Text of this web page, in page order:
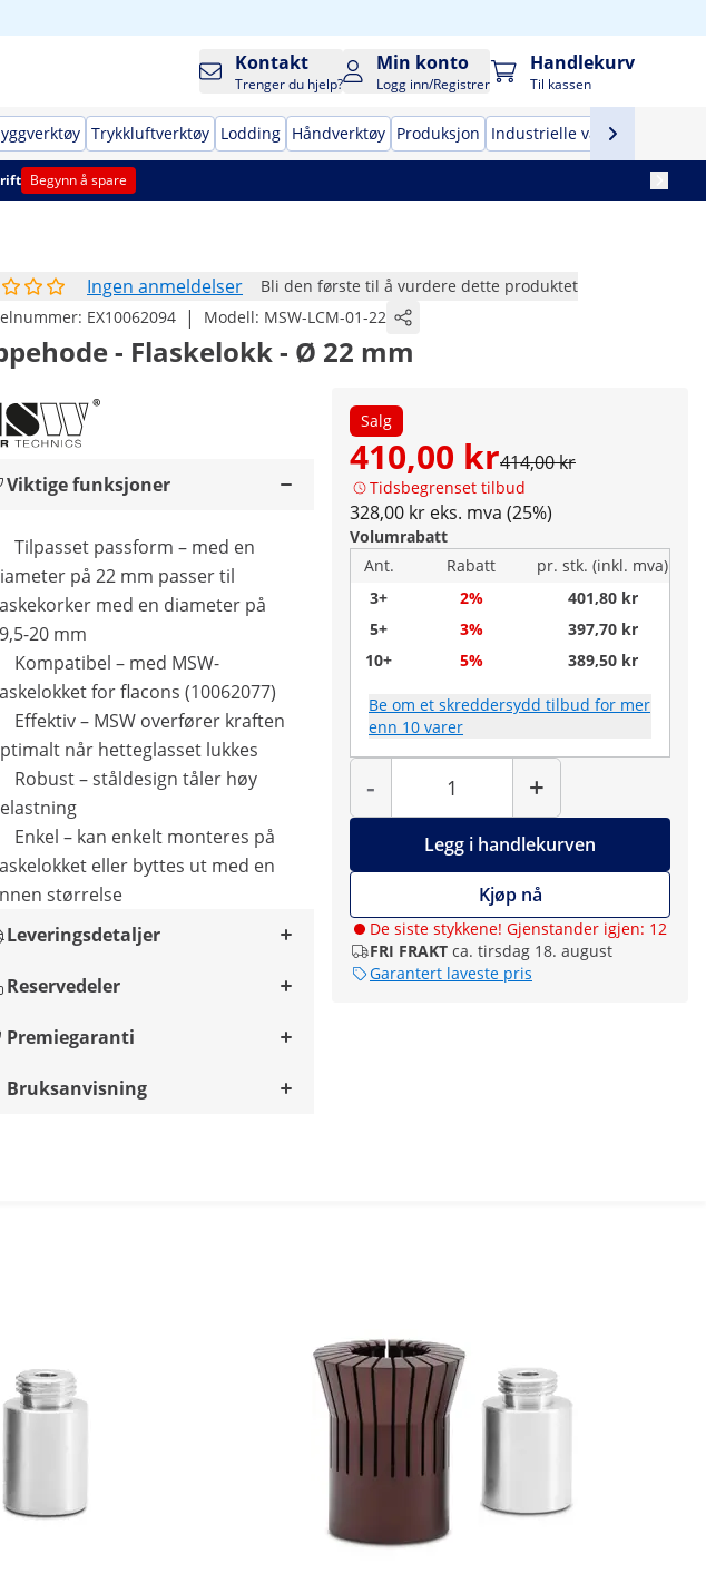
Kontakt
Trenger du hjelp?
Min konto
Logg inn/Registrer
Handlekurv
Til kassen
Trykkluftverktøy Lodding Håndverktøy Produksjon Industrielle
Begynn å spare
Ingen anmeldelser
Bli den første til å vurdere dette produktet
EX10062094 | Modell: MSW-LCM-01-22
- Flaskelokk - Ø 22 mm
Salg
410,00 kr414,00 kr
Tidsbegrenset tilbud
328,00 kr eks. mva (25%)
Volumrabatt
Ant.
Rabatt
pr. stk. (inkl. mva)
3+
2%
401,80 kr
5+
3%
397,70 kr
10+
5% 389,50 kr
Be om et skreddersydd tilbud for mer
enn 10 varer
-
Antall
+
Legg i handlekurven
Kjøp nå
De siste stykkene! Gjenstander igjen: 12
FRI FRAKT ca. tirsdag 18. august
Garantert laveste pris
Viktige funksjoner
Tilpasset passform – med en
på 22 mm passer til
med en diameter på
20 mm
Kompatibel – med MSW-
for flacons (10062077)
Effektiv – MSW overfører kraften
når hetteglasset lukkes
Robust – ståldesign tåler høy
Enkel – kan enkelt monteres på
eller byttes ut med en
størrelse
Leveringsdetaljer
Reservedeler
Premiegaranti
Bruksanvisning